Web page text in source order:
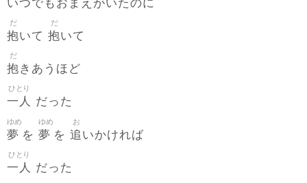
いつでもおまえがいたのに
抱
だ
いて 抱
だ
いて
抱
だ
きあうほど
一人
ひとり
だった
夢
ゆめ
を 夢
ゆめ
を 追
お
いかければ
一人
ひとり
だった